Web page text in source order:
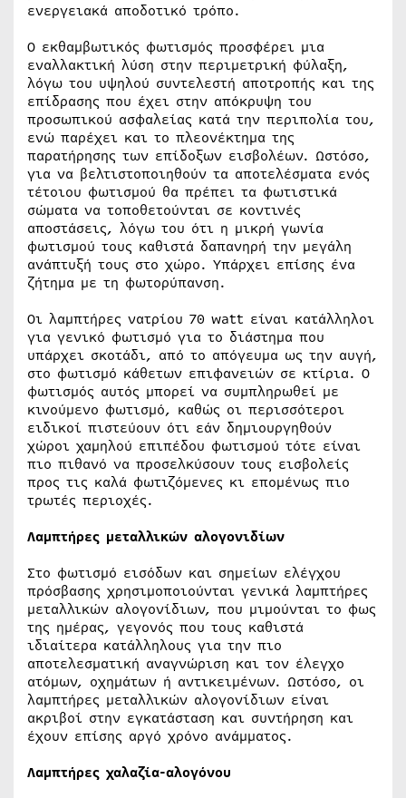
ενεργειακά αποδοτικό τρόπο.
Ο εκθαμβωτικός φωτισμός προσφέρει μια
εναλλακτική λύση στην περιμετρική φύλαξη,
λόγω του υψηλού συντελεστή αποτροπής και της
επίδρασης που έχει στην απόκρυψη του
προσωπικού ασφαλείας κατά την περιπολία του,
ενώ παρέχει και το πλεονέκτημα της
παρατήρησης των επίδοξων εισβολέων. Ωστόσο,
για να βελτιστοποιηθούν τα αποτελέσματα ενός
τέτοιου φωτισμού θα πρέπει τα φωτιστικά
σώματα να τοποθετούνται σε κοντινές
αποστάσεις, λόγω του ότι η μικρή γωνία
φωτισμού τους καθιστά δαπανηρή την μεγάλη
ανάπτυξή τους στο χώρο. Υπάρχει επίσης ένα
ζήτημα με τη φωτορύπανση.
Οι λαμπτήρες νατρίου 70 watt είναι κατάλληλοι
για γενικό φωτισμό για το διάστημα που
υπάρχει σκοτάδι, από το απόγευμα ως την αυγή,
στο φωτισμό κάθετων επιφανειών σε κτίρια. Ο
φωτισμός αυτός μπορεί να συμπληρωθεί με
κινούμενο φωτισμό, καθώς οι περισσότεροι
ειδικοί πιστεύουν ότι εάν δημιουργηθούν
χώροι χαμηλού επιπέδου φωτισμού τότε είναι
πιο πιθανό να προσελκύσουν τους εισβολείς
προς τις καλά φωτιζόμενες κι επομένως πιο
τρωτές περιοχές.
Λαμπτήρες μεταλλικών αλογονιδίων
Στο φωτισμό εισόδων και σημείων ελέγχου
πρόσβασης χρησιμοποιούνται γενικά λαμπτήρες
μεταλλικών αλογονίδιων, που μιμούνται το φως
της ημέρας, γεγονός που τους καθιστά
ιδιαίτερα κατάλληλους για την πιο
αποτελεσματική αναγνώριση και τον έλεγχο
ατόμων, οχημάτων ή αντικειμένων. Ωστόσο, οι
λαμπτήρες μεταλλικών αλογονίδιων είναι
ακριβοί στην εγκατάσταση και συντήρηση και
έχουν επίσης αργό χρόνο ανάμματος.
Λαμπτήρες χαλαζία-αλογόνου